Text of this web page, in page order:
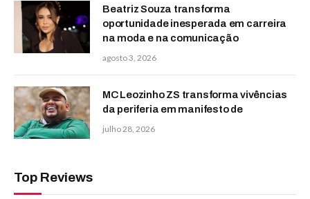
Beatriz Souza transforma
oportunidade inesperada em carreira
na moda e na comunicação
agosto 3, 2026
MC Leozinho ZS transforma vivências
da periferia em manifesto de
julho 28, 2026
Top Reviews